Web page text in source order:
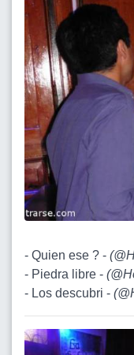
- Quien ese ? - (
- Piedra libre - (
- Los descubri - (